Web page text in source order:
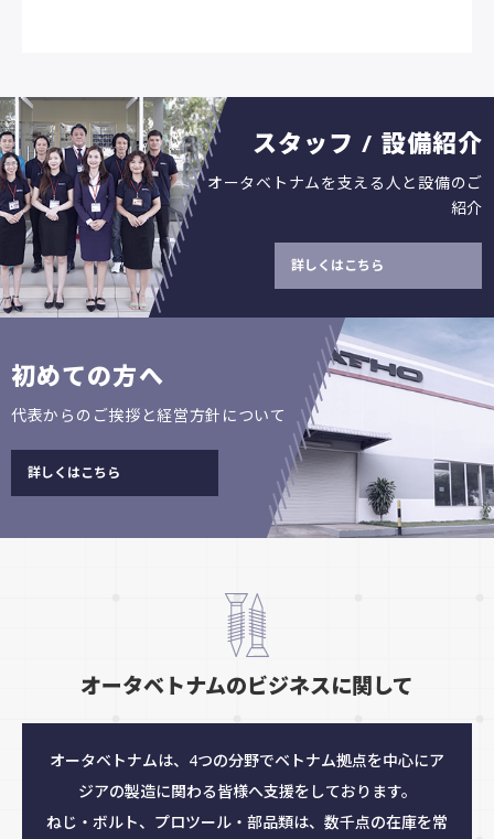
スタッフ / 設備紹介
オータベトナムを支える人と設備のご
紹介
詳しくはこちら
初めての方へ
代表からのご挨拶と経営方針について
詳しくはこちら
オータベトナムのビジネスに関して
オータベトナムは、4つの分野でベトナム拠点を中心にア
ジアの製造に関わる皆様へ支援をしております。
ねじ・ボルト、プロツール・部品類は、数千点の在庫を常